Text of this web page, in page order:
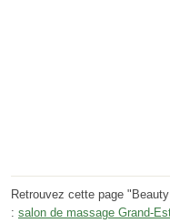
Retrouvez cette page
: salon de massage Grand-